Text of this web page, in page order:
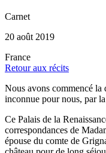
Carnet
20 août 2019
France
Retour aux récits
Nous avons commencé la
inconnue pour nous, par
Ce Palais de la
correspondances de
épouse du comte de